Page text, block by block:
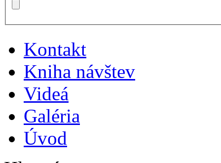
Kontakt
Kniha návštev
Videá
Galéria
Úvod